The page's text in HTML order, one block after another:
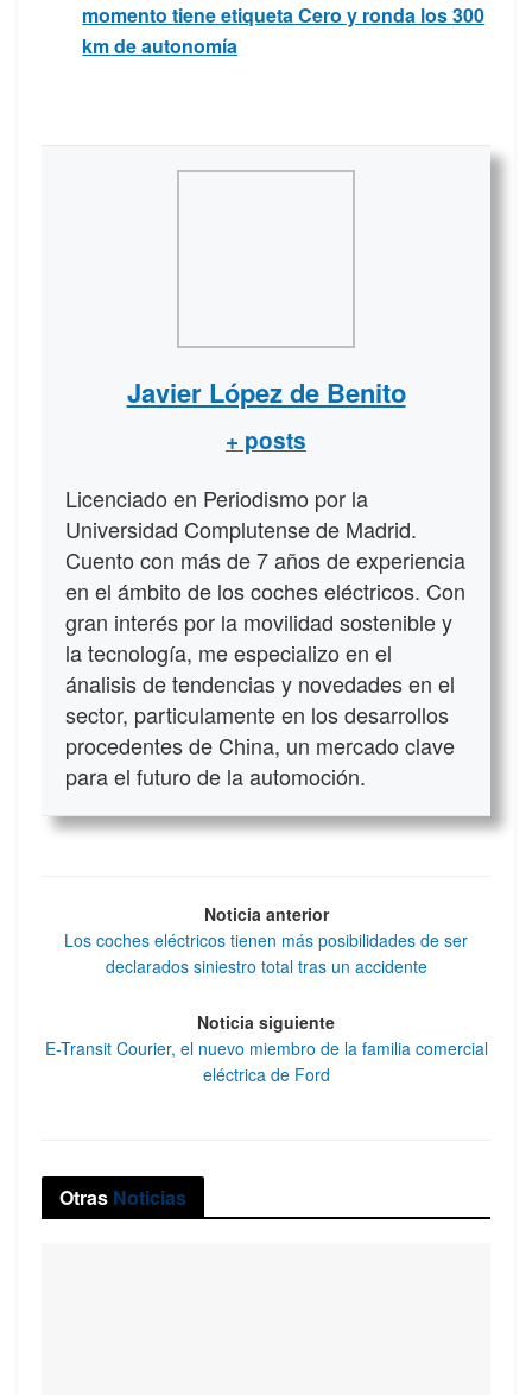
momento tiene etiqueta Cero y ronda los 300
km de autonomía
Javier López de Benito
+ posts
Licenciado en Periodismo por la
Universidad Complutense de Madrid.
Cuento con más de 7 años de experiencia
en el ámbito de los coches eléctricos. Con
gran interés por la movilidad sostenible y
la tecnología, me especializo en el
ánalisis de tendencias y novedades en el
sector, particulamente en los desarrollos
procedentes de China, un mercado clave
para el futuro de la automoción.
Noticia anterior
Los coches eléctricos tienen más posibilidades de ser
declarados siniestro total tras un accidente
Noticia siguiente
E-Transit Courier, el nuevo miembro de la familia comercial
eléctrica de Ford
Otras Noticias